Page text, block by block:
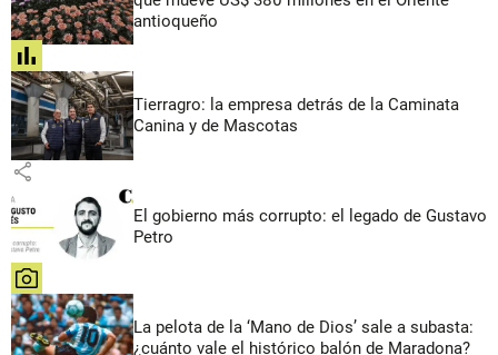
antioqueño
share
Tierragro: la empresa detrás de la Caminata
Canina y de Mascotas
share
El gobierno más corrupto: el legado de Gustavo
Petro
share
La pelota de la ‘Mano de Dios’ sale a subasta:
¿cuánto vale el histórico balón de Maradona?